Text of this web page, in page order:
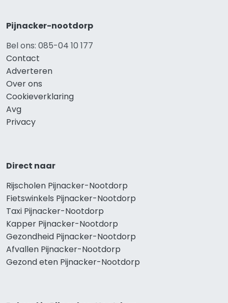
Pijnacker-nootdorp
Bel ons: 085-04 10 177
Contact
Adverteren
Over ons
Cookieverklaring
Avg
Privacy
Direct naar
Rijscholen Pijnacker-Nootdorp
Fietswinkels Pijnacker-Nootdorp
Taxi Pijnacker-Nootdorp
Kapper Pijnacker-Nootdorp
Gezondheid Pijnacker-Nootdorp
Afvallen Pijnacker-Nootdorp
Gezond eten Pijnacker-Nootdorp